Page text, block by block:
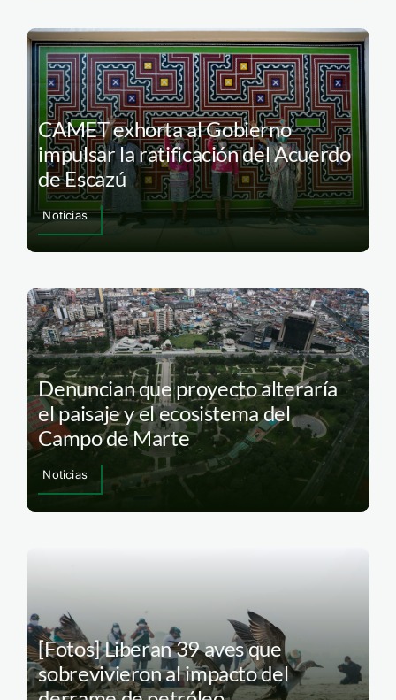
CAMET exhorta al Gobierno
impulsar la ratificación del Acuerdo
de Escazú
Noticias
Denuncian que proyecto alteraría
el paisaje y el ecosistema del
Campo de Marte
Noticias
[Fotos] Liberan 39 aves que
sobrevivieron al impacto del